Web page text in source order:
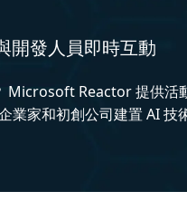
開發人員即時互動
Microsoft Reactor 提供活
業家和初創公司建置 AI 技